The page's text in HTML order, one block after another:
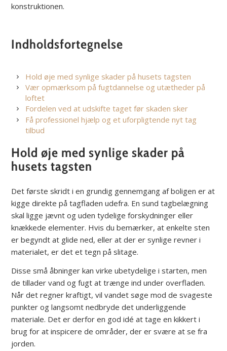
konstruktionen.
Indholdsfortegnelse
Hold øje med synlige skader på husets tagsten
Vær opmærksom på fugtdannelse og utætheder på
loftet
Fordelen ved at udskifte taget før skaden sker
Få professionel hjælp og et uforpligtende nyt tag
tilbud
Hold øje med synlige skader på
husets tagsten
Det første skridt i en grundig gennemgang af boligen er at
kigge direkte på tagfladen udefra. En sund tagbelægning
skal ligge jævnt og uden tydelige forskydninger eller
knækkede elementer. Hvis du bemærker, at enkelte sten
er begyndt at glide ned, eller at der er synlige revner i
materialet, er det et tegn på slitage.
Disse små åbninger kan virke ubetydelige i starten, men
de tillader vand og fugt at trænge ind under overfladen.
Når det regner kraftigt, vil vandet søge mod de svageste
punkter og langsomt nedbryde det underliggende
materiale. Det er derfor en god idé at tage en kikkert i
brug for at inspicere de områder, der er svære at se fra
jorden.